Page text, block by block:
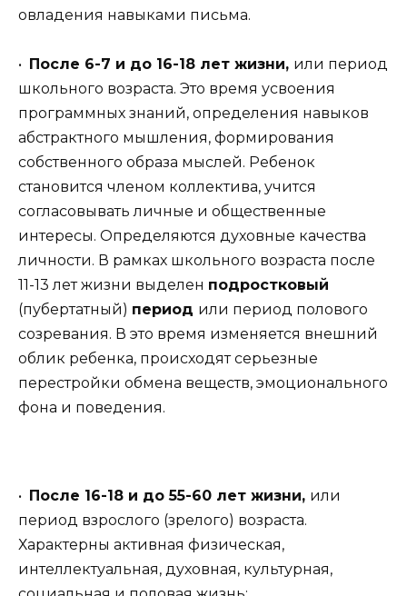
овладения навыками письма.
• После 6-7 и до 16-18 лет жизни, или период
школьного возраста. Это время усвоения
программных знаний, определения навыков
абстрактного мышления, формирования
собственного образа мыслей. Ребенок
становится членом коллектива, учится
согласовывать личные и общественные
интересы. Определяются духовные качества
личности. В рамках школьного возраста после
11-13 лет жизни выделен подростковый
(пубертатный) период или период полового
созревания. В это время изменяется внешний
облик ребенка, происходят серьезные
перестройки обмена веществ, эмоционального
фона и поведения.
• После 16-18 и до 55-60 лет жизни, или
период взрослого (зрелого) возраста.
Характерны активная физическая,
интеллектуальная, духовная, культурная,